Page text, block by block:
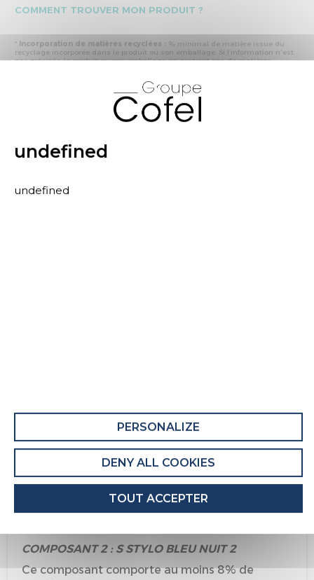
COMMENT TROUVER MON PRODUIT ?
* Incorporation de matières recyclées : % minimal de matière issue du
recyclage incorporée dans le produit ou son emballage. Si l’information n'est
pas précisée, le produit ou son emballage ne contient pas de matières
- « produit ou emballage majoritairement recyclable » : la matière recyclée
produite par les processus de recyclage mis en œuvre représente plus de 50
% en masse du déchet collecté
- « produit ou emballage entièrement recyclable » : la matière recyclée
* Primes et pénalités appliquées au produit :
rubrique les primes et pénalités déclarées à ECOMAISON et CITEO (Eco
EMBALLAGE DU COMPOSANT
L'emballage de ce composant comporte au
moins 50% de matières recyclées.
Recyclabilité de l'emballage : Entièrement
recyclable
COMPOSANT 2 : S STYLO BLEU NUIT 2
Ce composant comporte au moins 8% de
undefined
undefined
PERSONALIZE
DENY ALL COOKIES
TOUT ACCEPTER